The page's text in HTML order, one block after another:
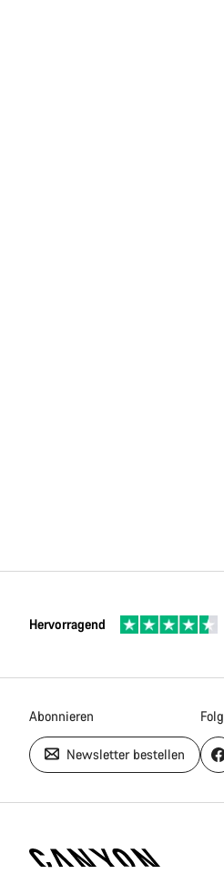
Hervorragend
Abonnieren
Newsletter bestellen